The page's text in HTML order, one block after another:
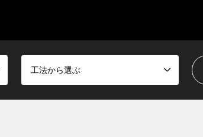
工法から選ぶ